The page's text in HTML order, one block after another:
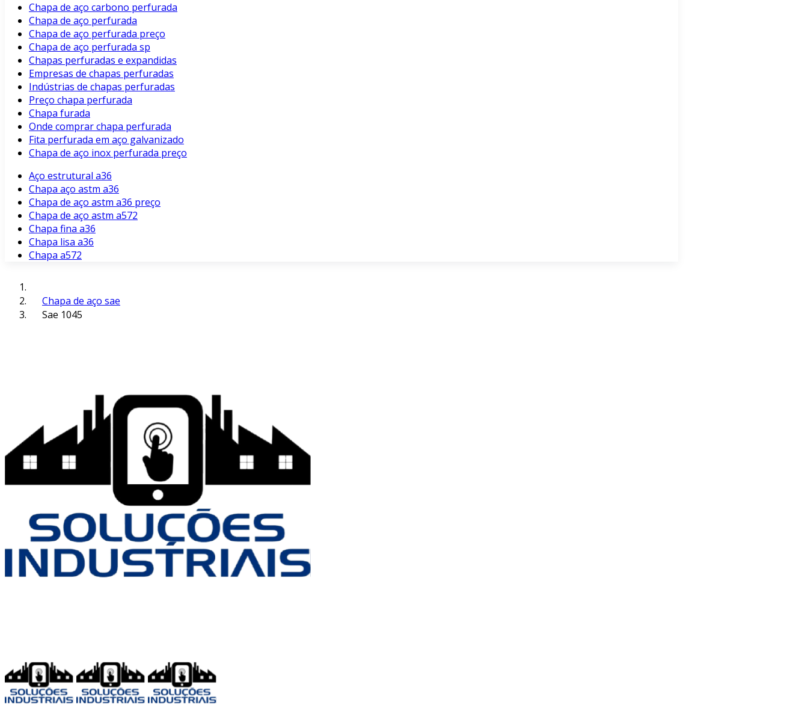
Chapa de aço carbono perfurada
Chapa de aço perfurada
Chapa de aço perfurada preço
Chapa de aço perfurada sp
Chapas perfuradas e expandidas
Empresas de chapas perfuradas
Indústrias de chapas perfuradas
Preço chapa perfurada
Chapa furada
Onde comprar chapa perfurada
Fita perfurada em aço galvanizado
Chapa de aço inox perfurada preço
Aço estrutural a36
Chapa aço astm a36
Chapa de aço astm a36 preço
Chapa de aço astm a572
Chapa fina a36
Chapa lisa a36
Chapa a572
Chapa de aço sae
Sae 1045